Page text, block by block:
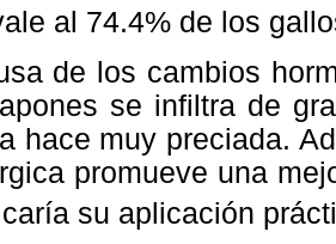
al 74.4% de los
de los cambios
se infiltra de
hace muy preciada.
promueve una
su aplicación